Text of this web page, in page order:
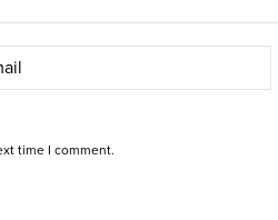
time I comment.